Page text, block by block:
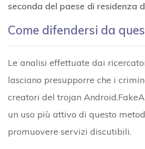
seconda del paese di residenza
Come difendersi da
Le analisi effettuate dai
lasciano presupporre che i
creatori del trojan
un uso più attivo di questo
promuovere servizi discutibili.